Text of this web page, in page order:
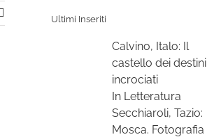
Ultimi Inseriti
Calvino, Italo: Il
castello dei destini
incrociati
In Letteratura
Secchiaroli, Tazio:
Mosca. Fotografia